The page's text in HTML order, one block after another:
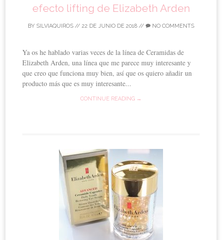
efecto lifting de Elizabeth Arden
BY SILVIAQUIROS // 22 DE JUNIO DE 2018 // NO COMMENTS
Ya os he hablado varias veces de la línea de Ceramidas de
Elizabeth Arden, una línea que me parece muy interesante y
que creo que funciona muy bien, así que os quiero añadir un
producto más que es muy interesante...
CONTINUE READING →